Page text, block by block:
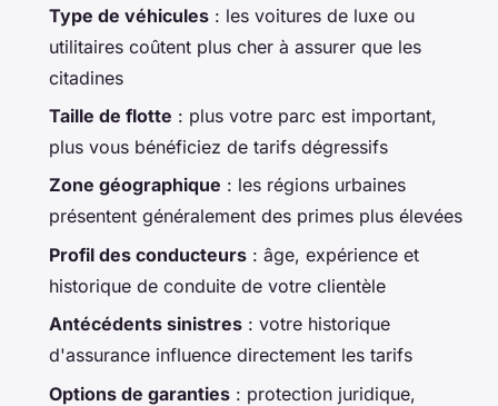
Type de véhicules : les voitures de luxe ou
utilitaires coûtent plus cher à assurer que les
citadines
Taille de flotte : plus votre parc est important,
plus vous bénéficiez de tarifs dégressifs
Zone géographique : les régions urbaines
présentent généralement des primes plus élevées
Profil des conducteurs : âge, expérience et
historique de conduite de votre clientèle
Antécédents sinistres : votre historique
d'assurance influence directement les tarifs
Options de garanties : protection juridique,